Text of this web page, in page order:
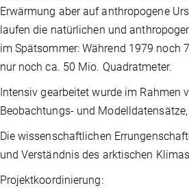
Erwärmung aber auf anthropogene
laufen die natürlichen und
im Spätsommer: Während 1979 noch
nur noch ca. 50 Mio. Quadratmeter.
Intensiv gearbeitet wurde im Rahmen
Beobachtungs- und
Die wissenschaftlichen
und Verständnis des arktischen
Projektkoordinierung: